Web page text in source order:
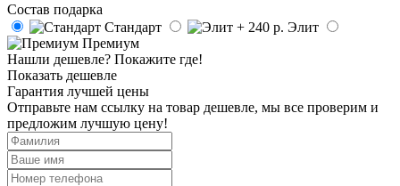
Состав подарка
Стандарт
Элит
Премиум
Нашли дешевле? Покажите где!
Показать дешевле
Гарантия лучшей цены
Отправьте нам ссылку на товар дешевле, мы все проверим и
предложим лучшую цену!